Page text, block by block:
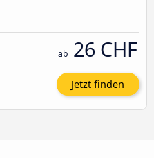
ab 26 CHF
Jetzt finden